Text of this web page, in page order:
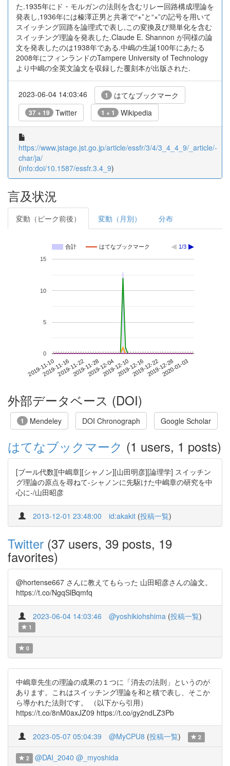
た.1935年にド・モルガンの法則を含むリレー回路構成理論を
発表し,1936年には榛澤正男と共著で“+”と“×”の記号を用いて
スイッチング回路を論理式で表し,この変換及び簡単化を含む
スイッチング理論を発表した.Claude E. Shannon が同様の論
文を発表したのは1938年である.中嶋の生誕100年にあたる
2008年にフィンランドのTampere University of Technology
より中嶋の全英文論文を収録した覆刻本が出版された.
2023-06-04 14:03:46 1 はてなブックマーク
37 + 19 Twitter 1 + 1 Wikipedia
https://www.jstage.jst.go.jp/article/essfr/3/4/3_4_4_9/_article/-
char/ja/
(info:doi/10.1587/essfr.3.4_9)
言及状況
変動（ピーク前後） 変動（月別） 分布
合計 はてなブックマーク 1/3
2019-11-102019-11-162019-11-222019-11-282019-12-042019-12-102019-12-162019-12-222019-12-282020-01-03
0
5
10
15
外部データベース (DOI)
1 Mendeley DOI Chronograph Google Scholar
はてなブックマーク (1 users, 1 posts)
[ブール代数][中嶋章][シャノン][山田明彦][論理学] スイッチン
グ理論の原点を尋ねて-シャノンに先駆けた中嶋章の研究を中
心に-/山田昭彦
2013-12-01 23:48:00 id:akakit (投稿一覧)
Twitter (37 users, 39 posts, 19
favorites)
@hortense667 さんに教えてもらった 山田昭彦さんの論文。
https://t.co/NgqSlBqmfq
2023-06-04 14:03:46 @yoshikiohshima (投稿一覧)
1
0
中嶋章先生の理論の成果の１つに「消去の法則」というのが
あります。これはスイッチング理論を和と積で表し、そこか
ら導かれた法則です。 （以下から引用）
https://t.co/8nM0axJZ09 https://t.co/gy2ndLZ3Pb
2023-05-07 05:04:39 @MyCPU8 (投稿一覧) 2
2 @DAI_2040 @_myoshida